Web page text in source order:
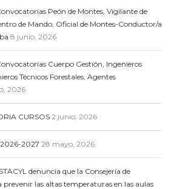
Peón de Montes, Vigilante de
de Mando, Oficial de Montes-Conductor/a
8 junio, 2026
Cuerpo Gestión, Ingenieros
Técnicos Forestales, Agentes
2026
CURSOS 2 junio, 2026
2027 28 mayo, 2026
denuncia que la Consejería de
las altas temperaturas en las aulas